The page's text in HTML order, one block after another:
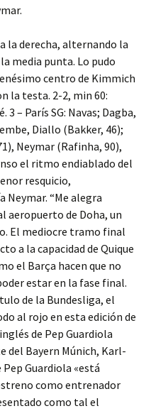
la derecha, alternando la
media punta. Lo pudo
centro de Kimmich
la testa. 2-2, min 60:
3 – París SG: Navas; Dagba,
Diallo (Bakker, 46);
Neymar (Rafinha, 90),
el ritmo endiablado del
resquicio,
Neymar. “Me alegra
aeropuerto de Doha, un
El mediocre tramo final
a la capacidad de Quique
el Barça hacen que no
estar en la fase final.
de la Bundesliga, el
al rojo en esta edición de
de Pep Guardiola
del Bayern Múnich, Karl-
Guardiola «está
como entrenador
como tal el